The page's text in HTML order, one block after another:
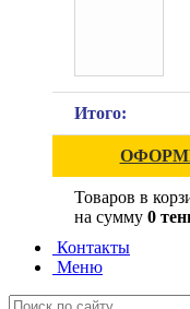
Итого:
Товаров в
на сумму 0
Контакты
Меню